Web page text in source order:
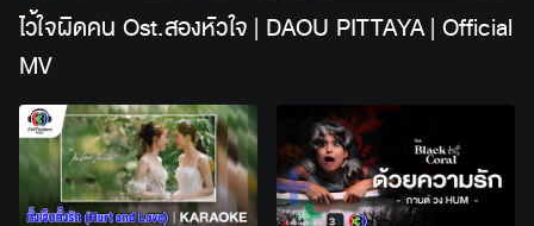
ไว้ใจผิดคน Ost.สองหัวใจ | DAOU PITTAYA | Official
MV